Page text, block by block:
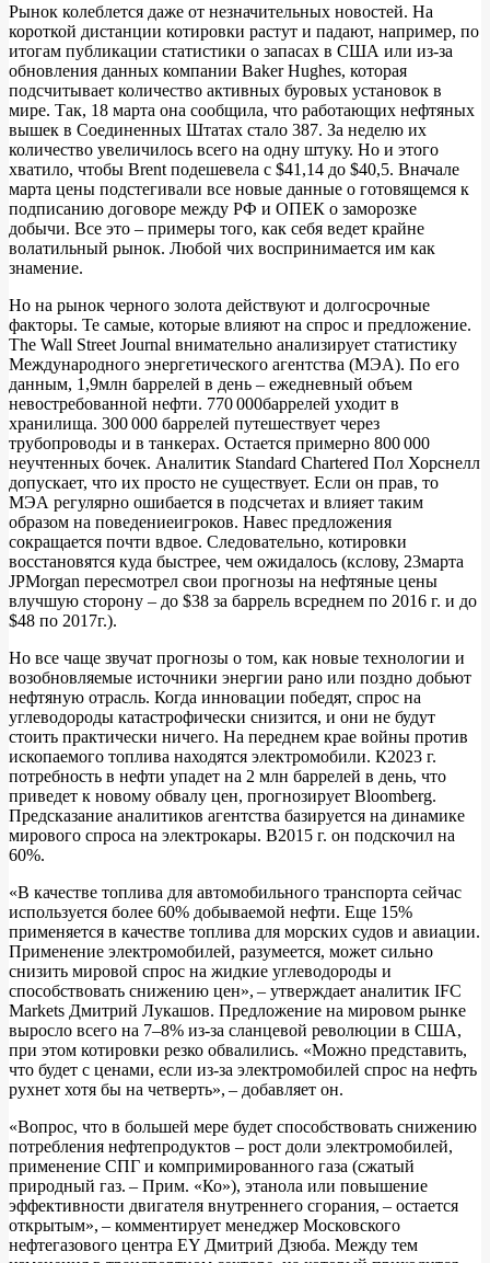
Рынок колеблется даже от незначительных новостей. На
короткой дистанции котировки растут и падают, например, по
итогам публикации статистики о запасах в США или из-за
обновления данных компании Baker Hughes, которая
подсчитывает количество активных буровых установок в
мире. Так, 18 марта она сообщила, что работающих нефтяных
вышек в Соединенных Штатах стало 387. За неделю их
количество увеличилось всего на одну штуку. Но и этого
хватило, чтобы Brent подешевела с $41,14 до $40,5. Вначале
марта цены подстегивали все новые данные о готовящемся к
подписанию договоре между РФ и ОПЕК о заморозке
добычи. Все это – примеры того, как себя ведет крайне
волатильный рынок. Любой чих воспринимается им как
знамение.
Но на рынок черного золота действуют и долгосрочные
факторы. Те самые, которые влияют на спрос и предложение.
The Wall Street Journal внимательно анализирует статистику
Международного энергетического агентства (МЭА). По его
данным, 1,9млн баррелей в день – ежедневный объем
невостребованной нефти. 770 000баррелей уходит в
хранилища. 300 000 баррелей путешествует через
трубопроводы и в танкерах. Остается примерно 800 000
неучтенных бочек. Аналитик Standard Chartered Пол Хорснелл
допускает, что их просто не существует. Если он прав, то
МЭА регулярно ошибается в подсчетах и влияет таким
образом на поведениеигроков. Навес предложения
сокращается почти вдвое. Следовательно, котировки
восстановятся куда быстрее, чем ожидалось (кслову, 23марта
JPMorgan пересмотрел свои прогнозы на нефтяные цены
влучшую сторону – до $38 за баррель всреднем по 2016 г. и до
$48 по 2017г.).
Но все чаще звучат прогнозы о том, как новые технологии и
возобновляемые источники энергии рано или поздно добьют
нефтяную отрасль. Когда инновации победят, спрос на
углеводороды катастрофически снизится, и они не будут
стоить практически ничего. На переднем крае войны против
ископаемого топлива находятся электромобили. К2023 г.
потребность в нефти упадет на 2 млн баррелей в день, что
приведет к новому обвалу цен, прогнозирует Bloomberg.
Предсказание аналитиков агентства базируется на динамике
мирового спроса на электрокары. В2015 г. он подскочил на
60%.
«В качестве топлива для автомобильного транспорта сейчас
используется более 60% добываемой нефти. Еще 15%
применяется в качестве топлива для морских судов и авиации.
Применение электромобилей, разумеется, может сильно
снизить мировой спрос на жидкие углеводороды и
способствовать снижению цен», – утверждает аналитик IFC
Markets Дмитрий Лукашов. Предложение на мировом рынке
выросло всего на 7–8% из-за сланцевой революции в США,
при этом котировки резко обвалились. «Можно представить,
что будет с ценами, если из-за электромобилей спрос на нефть
рухнет хотя бы на четверть», – добавляет он.
«Вопрос, что в большей мере будет способствовать снижению
потребления нефтепродуктов – рост доли электромобилей,
применение СПГ и компримированного газа (сжатый
природный газ. – Прим. «Ко»), этанола или повышение
эффективности двигателя внутреннего сгорания, – остается
открытым», – комментирует менеджер Московского
нефтегазового центра EY Дмитрий Дзюба. Между тем